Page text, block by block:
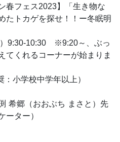
春フェス2023】「生き物な
トカゲを探せ！！ー冬眠明
9:30-10:30 ※9:20～、ぶっ
てくれるコーナーが始まりま
小学校中学年以上）
希郷（おおぶち まさと）先
ター）